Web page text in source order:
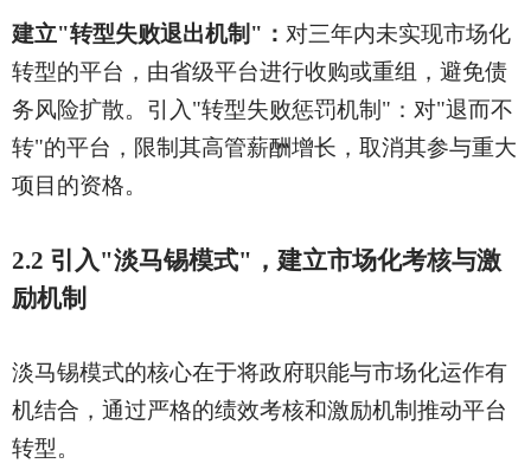
建立"转型失败退出机制"： 对三年内未实现市场化
转型的平台，由省级平台进行收购或重组，避免债
务风险扩散。引入 "转型失败惩罚机制"：对"退而不
转"的平台，限制其高管薪酬增长，取消其参与重大
项目的资格。
2.2 引入"淡马锡模式"，建立市场化考核与激
励机制
淡马锡模式的核心在于将政府职能与市场化运作有
机结合，通过严格的绩效考核和激励机制推动平台
转型。